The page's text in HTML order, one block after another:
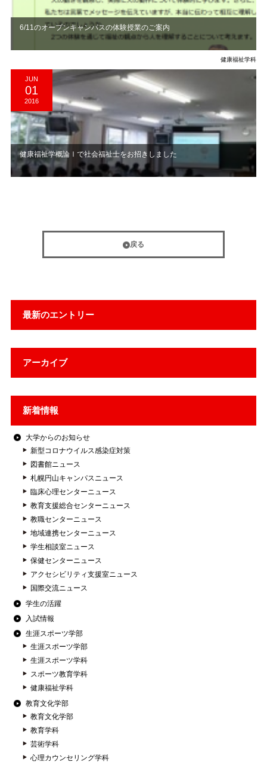
最新のエントリー
アーカイブ
新着情報
大学からのお知らせ
新型コロナウイルス感染症対策
図書館ニュース
札幌円山キャンパスニュース
臨床心理センターニュース
教育支援総合センターニュース
教職センターニュース
地域連携センターニュース
学生相談室ニュース
保健センターニュース
アクセシビリティ支援室ニュース
国際交流ニュース
学生の活躍
入試情報
生涯スポーツ学部
生涯スポーツ学部
生涯スポーツ学科
スポーツ教育学科
健康福祉学科
教育文化学部
教育文化学部
教育学科
芸術学科
心理カウンセリング学科
6/11のオープンキャンパスの体験授業のご案内
健康福祉学科
JUN
01
2016
健康福祉学概論Ⅰで社会福祉士をお招きしました
戻る